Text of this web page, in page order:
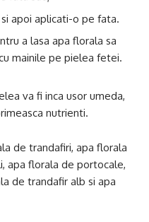
apoi aplicati-o pe fata.
a lasa apa florala sa
mainile pe pielea fetei.
va fi inca usor umeda,
nutrienti.
de trandafiri, apa florala
apa florala de portocale,
de trandafir alb si apa